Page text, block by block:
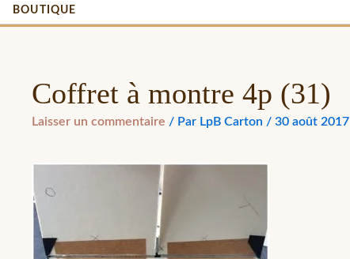
BOUTIQUE
Coffret à montre 4p (31)
Laisser un commentaire / Par LpB Carton / 30 août 2017